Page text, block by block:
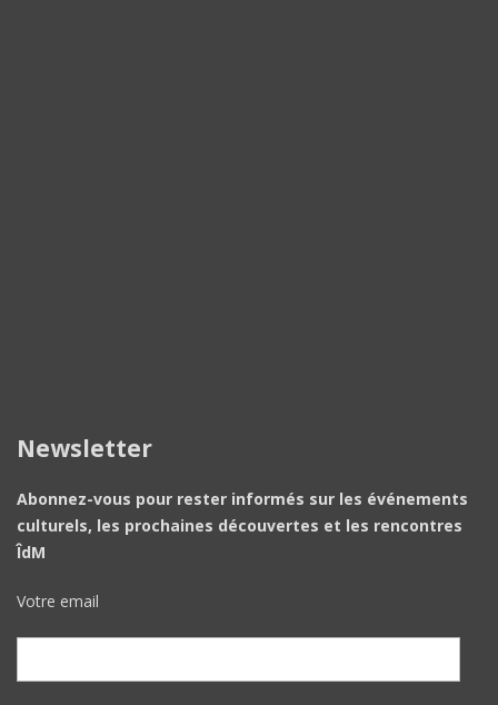
Newsletter
Abonnez-vous pour rester informés sur les événements
culturels, les prochaines découvertes et les rencontres
ÎdM
Votre email